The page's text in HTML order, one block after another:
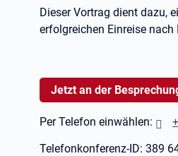
Dieser Vortrag dient dazu,
erfolgreichen Einreise
Jetzt an der
Per Telefon einwählen:
Telefonkonferenz-ID: 389